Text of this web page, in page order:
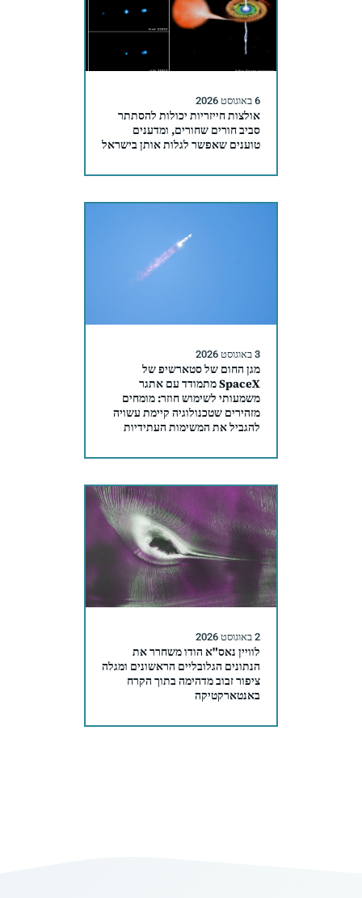
6 באוגוסט 2026
אולצות חייזריות יכולות להסתתר
סביב חורים שחורים, ומדענים
טוענים שאפשר לגלות אותן בישראל
3 באוגוסט 2026
מגן החום של סטארשיפ של
SpaceX מתמודד עם אתגר
משמעותי לשימוש חוזר: מומחים
מזהירים שטכנולוגיה קיימת עשויה
להגביל את המשימות העתידיות
2 באוגוסט 2026
לוויין נאס"א הודו משחרר את
הנתונים הגלובליים הראשונים ומגלה
ציפור זבוב מדהימה בתוך הקרח
באנטארקטיקה